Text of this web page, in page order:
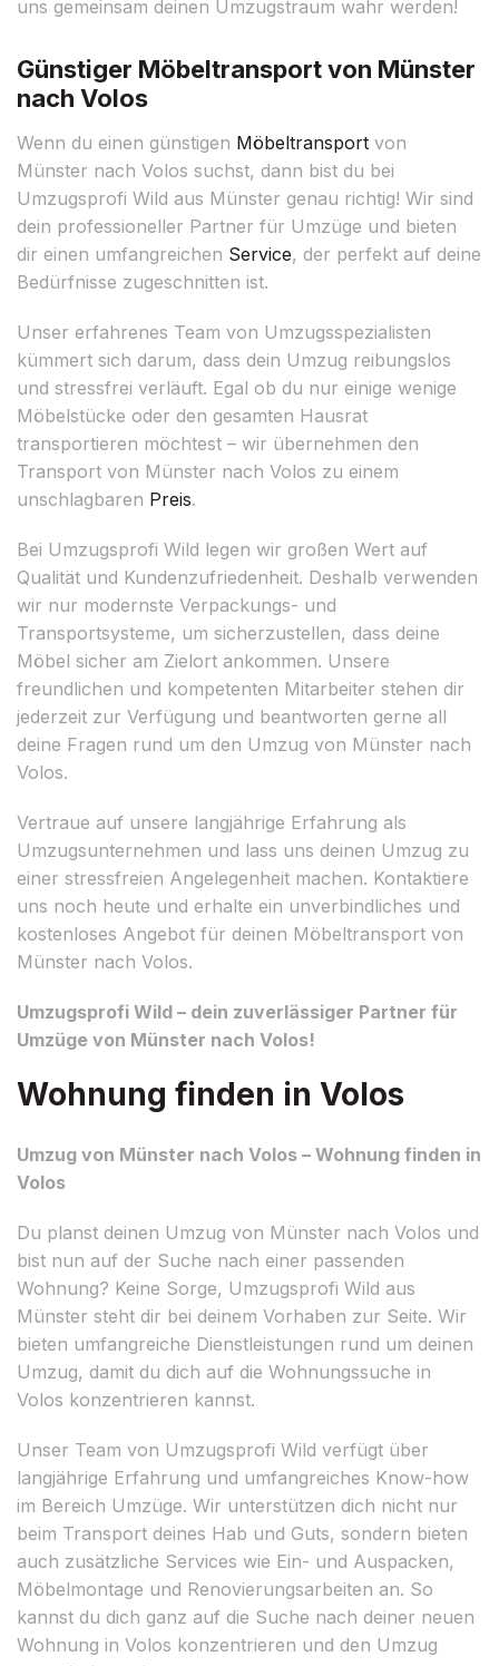
uns gemeinsam deinen Umzugstraum wahr werden!
Günstiger Möbeltransport von Münster
nach Volos
Wenn du einen günstigen Möbeltransport von
Münster nach Volos suchst, dann bist du bei
Umzugsprofi Wild aus Münster genau richtig! Wir sind
dein professioneller Partner für Umzüge und bieten
dir einen umfangreichen Service, der perfekt auf deine
Bedürfnisse zugeschnitten ist.
Unser erfahrenes Team von Umzugsspezialisten
kümmert sich darum, dass dein Umzug reibungslos
und stressfrei verläuft. Egal ob du nur einige wenige
Möbelstücke oder den gesamten Hausrat
transportieren möchtest – wir übernehmen den
Transport von Münster nach Volos zu einem
unschlagbaren Preis.
Bei Umzugsprofi Wild legen wir großen Wert auf
Qualität und Kundenzufriedenheit. Deshalb verwenden
wir nur modernste Verpackungs- und
Transportsysteme, um sicherzustellen, dass deine
Möbel sicher am Zielort ankommen. Unsere
freundlichen und kompetenten Mitarbeiter stehen dir
jederzeit zur Verfügung und beantworten gerne all
deine Fragen rund um den Umzug von Münster nach
Volos.
Vertraue auf unsere langjährige Erfahrung als
Umzugsunternehmen und lass uns deinen Umzug zu
einer stressfreien Angelegenheit machen. Kontaktiere
uns noch heute und erhalte ein unverbindliches und
kostenloses Angebot für deinen Möbeltransport von
Münster nach Volos.
Umzugsprofi Wild – dein zuverlässiger Partner für
Umzüge von Münster nach Volos!
Wohnung finden in Volos
Umzug von Münster nach Volos – Wohnung finden in
Volos
Du planst deinen Umzug von Münster nach Volos und
bist nun auf der Suche nach einer passenden
Wohnung? Keine Sorge, Umzugsprofi Wild aus
Münster steht dir bei deinem Vorhaben zur Seite. Wir
bieten umfangreiche Dienstleistungen rund um deinen
Umzug, damit du dich auf die Wohnungssuche in
Volos konzentrieren kannst.
Unser Team von Umzugsprofi Wild verfügt über
langjährige Erfahrung und umfangreiches Know-how
im Bereich Umzüge. Wir unterstützen dich nicht nur
beim Transport deines Hab und Guts, sondern bieten
auch zusätzliche Services wie Ein- und Auspacken,
Möbelmontage und Renovierungsarbeiten an. So
kannst du dich ganz auf die Suche nach deiner neuen
Wohnung in Volos konzentrieren und den Umzug